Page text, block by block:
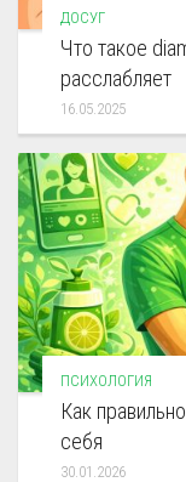
ДОСУГ
Что такое
расслабляет
16.05.2025
ПСИХОЛОГИЯ
Как
себя
30.01.2026